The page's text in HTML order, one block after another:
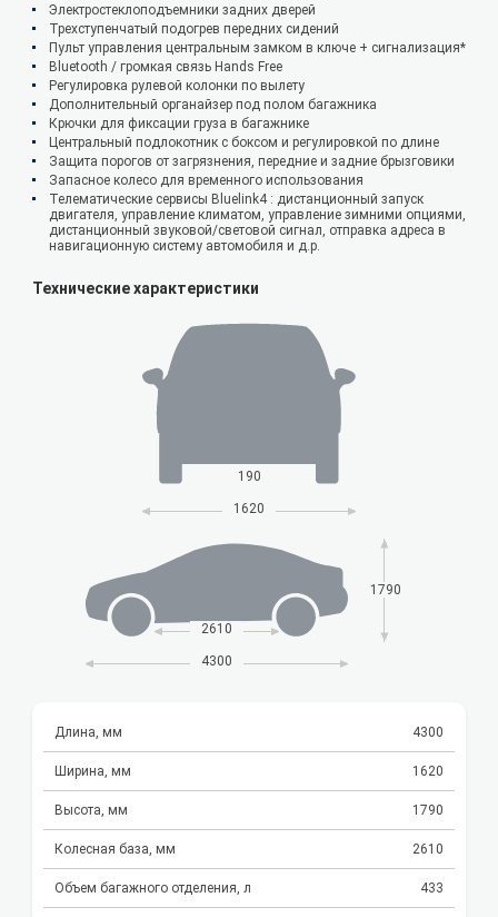
Электростеклоподъемники задних дверей
Трехступенчатый подогрев передних сидений
Пульт управления центральным замком в ключе + сигнализация*
Bluetooth / громкая связь Hands Free
Регулировка рулевой колонки по вылету
Дополнительный органайзер под полом багажника
Крючки для фиксации груза в багажнике
Центральный подлокотник с боксом и регулировкой по длине
Защита порогов от загрязнения, передние и задние брызговики
Запасное колесо для временного использования
Телематические сервисы Bluelink4 : дистанционный запуск
двигателя, управление климатом, управление зимними опциями,
дистанционный звуковой/световой сигнал, отправка адреса в
навигационную систему автомобиля и д.р.
Технические характеристики
190
1620
2610
1790
4300
Длина, мм 4300
Ширина, мм 1620
Высота, мм 1790
Колесная база, мм 2610
Объем багажного отделения, л 433